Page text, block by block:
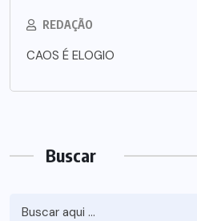
REDAÇÃO
CAOS É ELOGIO
Buscar